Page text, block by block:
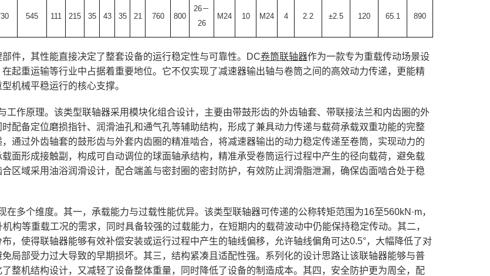
545 111 215 35 43 35 21 760 800
26－
26
M24 10 M24 4 2.2 ±2.5 120 65.1
890
件，其性能直接决定了整套设备的运行稳定性与可靠性。DC卷筒联轴器作为一款专为重载传动场景设
起重运输等行业中占据着重要地位。它不仅实现了减速器输出轴与卷筒之间的高效动力传递，更能精
机械平稳运行的核心支撑。
作原理。该类型联轴器采用模块化组合设计，主要由带鼓形齿的外齿轴套、带联接法兰和内齿圈的外
配备定位磨损指针、润滑油孔和通气孔等辅助结构，形成了兼具动力传递与载荷承载双重功能的完整
通过外齿轴套的鼓形齿与外套内齿圈的精准啮合，将减速器输出的动力稳定传递至卷筒，实现动力的
面形成接触副，构成可自动调位的球面轴承结构，精准承受卷筒运行过程中产生的径向载荷，避免载
区域采用油浴润滑设计，配合端盖与密封圈的密封防护，有效防止润滑脂泄漏，确保齿面啮合处于稳
多个维度。其一，承载能力与过载性能优异。该类型联轴器可传递的公称转矩范围为16至560kN·m，
构等重载工况的需求，同时具备较强的过载能力，在短期内的载荷波动中仍能保持稳定传动。其二，
，使得联轴器能够有效补偿安装或运行过程中产生的轴线偏移，允许轴线偏角可达0.5°，大幅降低了对
局部受力过大导致的早期损坏。其三，结构紧凑且适配性强。系列化的设计思路让该联轴器能够与普
整机结构设计，又减轻了设备整体重量，同时降低了设备的制造成本。其四，安全防护更为周全，配